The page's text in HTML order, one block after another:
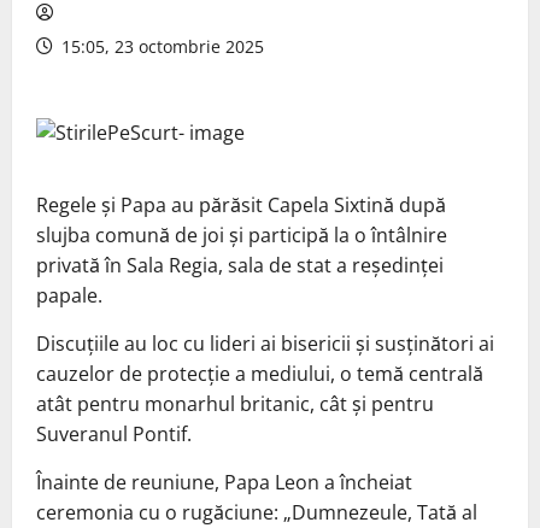
15:05, 23 octombrie 2025
Regele și Papa au părăsit Capela Sixtină după
slujba comună de joi și participă la o întâlnire
privată în Sala Regia, sala de stat a reședinței
papale.
Discuțiile au loc cu lideri ai bisericii și susținători ai
cauzelor de protecție a mediului, o temă centrală
atât pentru monarhul britanic, cât și pentru
Suveranul Pontif.
Înainte de reuniune, Papa Leon a încheiat
ceremonia cu o rugăciune: „Dumnezeule, Tată al